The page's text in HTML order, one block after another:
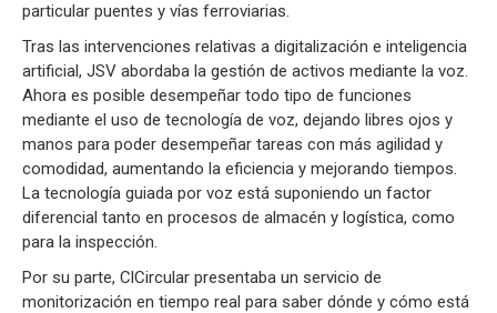
particular puentes y vías ferroviarias.
Tras las intervenciones relativas a digitalización e inteligencia
artificial, JSV abordaba la gestión de activos mediante la voz.
Ahora es posible desempeñar todo tipo de funciones
mediante el uso de tecnología de voz, dejando libres ojos y
manos para poder desempeñar tareas con más agilidad y
comodidad, aumentando la eficiencia y mejorando tiempos.
La tecnología guiada por voz está suponiendo un factor
diferencial tanto en procesos de almacén y logística, como
para la inspección.
Por su parte, ClCircular presentaba un servicio de
monitorización en tiempo real para saber dónde y cómo está